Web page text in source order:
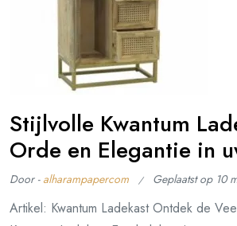
Stijlvolle Kwantum
Orde en Elegantie in
Door - alharampapercom Geplaatst op 10
Artikel: Kwantum Ladekast Ontdek de